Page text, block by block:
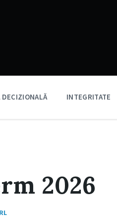
DECIZIONALĂ INTEGRITATE
2026